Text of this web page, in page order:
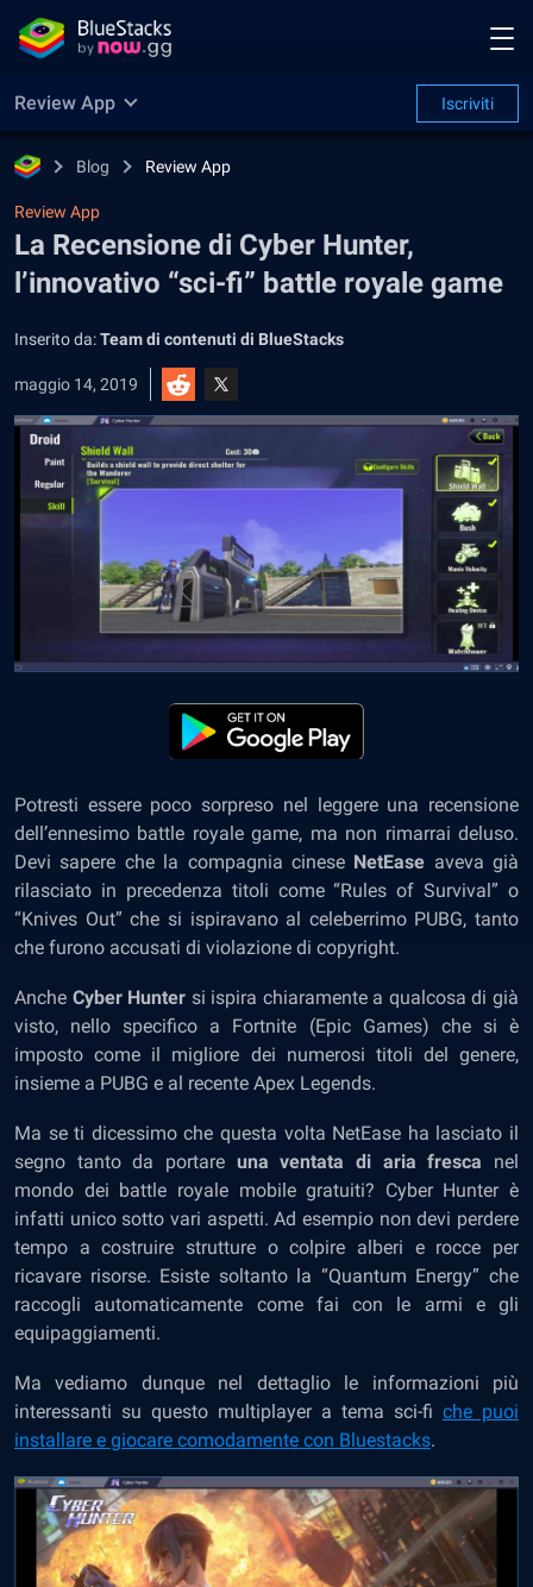
Review App Iscriviti
Blog Review App
Review App
La Recensione di Cyber Hunter,
l’innovativo “sci-fi” battle royale game
Inserito da:Team di contenuti di BlueStacks
maggio 14, 2019
Potresti essere poco sorpreso nel leggere una recensione
dell’ennesimo battle royale game, ma non rimarrai deluso.
Devi sapere che la compagnia cinese NetEase aveva già
rilasciato in precedenza titoli come “Rules of Survival” o
“Knives Out” che si ispiravano al celeberrimo PUBG, tanto
che furono accusati di violazione di copyright.
Anche Cyber Hunter si ispira chiaramente a qualcosa di già
visto, nello specifico a Fortnite (Epic Games) che si è
imposto come il migliore dei numerosi titoli del genere,
insieme a PUBG e al recente Apex Legends.
Ma se ti dicessimo che questa volta NetEase ha lasciato il
segno tanto da portare una ventata di aria fresca nel
mondo dei battle royale mobile gratuiti? Cyber Hunter è
infatti unico sotto vari aspetti. Ad esempio non devi perdere
tempo a costruire strutture o colpire alberi e rocce per
ricavare risorse. Esiste soltanto la “Quantum Energy” che
raccogli automaticamente come fai con le armi e gli
equipaggiamenti.
Ma vediamo dunque nel dettaglio le informazioni più
interessanti su questo multiplayer a tema sci-fi che puoi
installare e giocare comodamente con Bluestacks.